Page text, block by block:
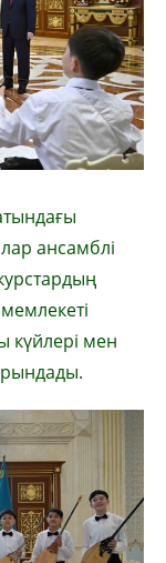
ансамблі
күйлері мен